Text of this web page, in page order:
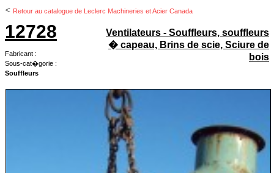
< Retour au catalogue de Leclerc Machineries et Acier Canada
12728
Fabricant :
Sous-cat�gorie :
Souffleurs
Ventilateurs - Souffleurs, souffleurs
� capeau, Brins de scie, Sciure de
bois